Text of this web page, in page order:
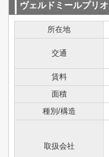
ヴェルドミールプリオ
所在地
交通
賃料
面積
種別/構造
取扱会社